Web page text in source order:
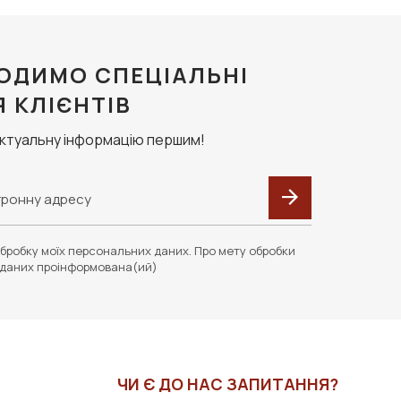
СПЕЦІАЛЬНІ
КЛІЄНТІВ
інформацію першим!
моїх персональних даних. Про мету обробки
проінформована(ий)
ЧИ Є ДО НАС ЗАПИТАННЯ?